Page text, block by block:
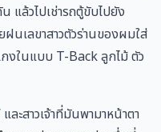
แล้วไปเช่ารถตู้ขับไปยัง
นเลขาสาวตัวร่านของผมใส่
งในแบบ T-Back ลูกไม้ ตัว
ะสาวเจ้าที่มันพามาหน้าตา